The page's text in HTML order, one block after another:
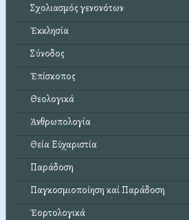
Σχολιασμός γενονότων
Ἐκκλησία
Σύνοδος
Ἐπίσκοπος
Θεολογικά
Ἀνθρωπολογία
Θεία Εὐχαριστία
Παράδοση
Παγκοσμιοποίηση καί Παράδοση
Ἑορτολογικά